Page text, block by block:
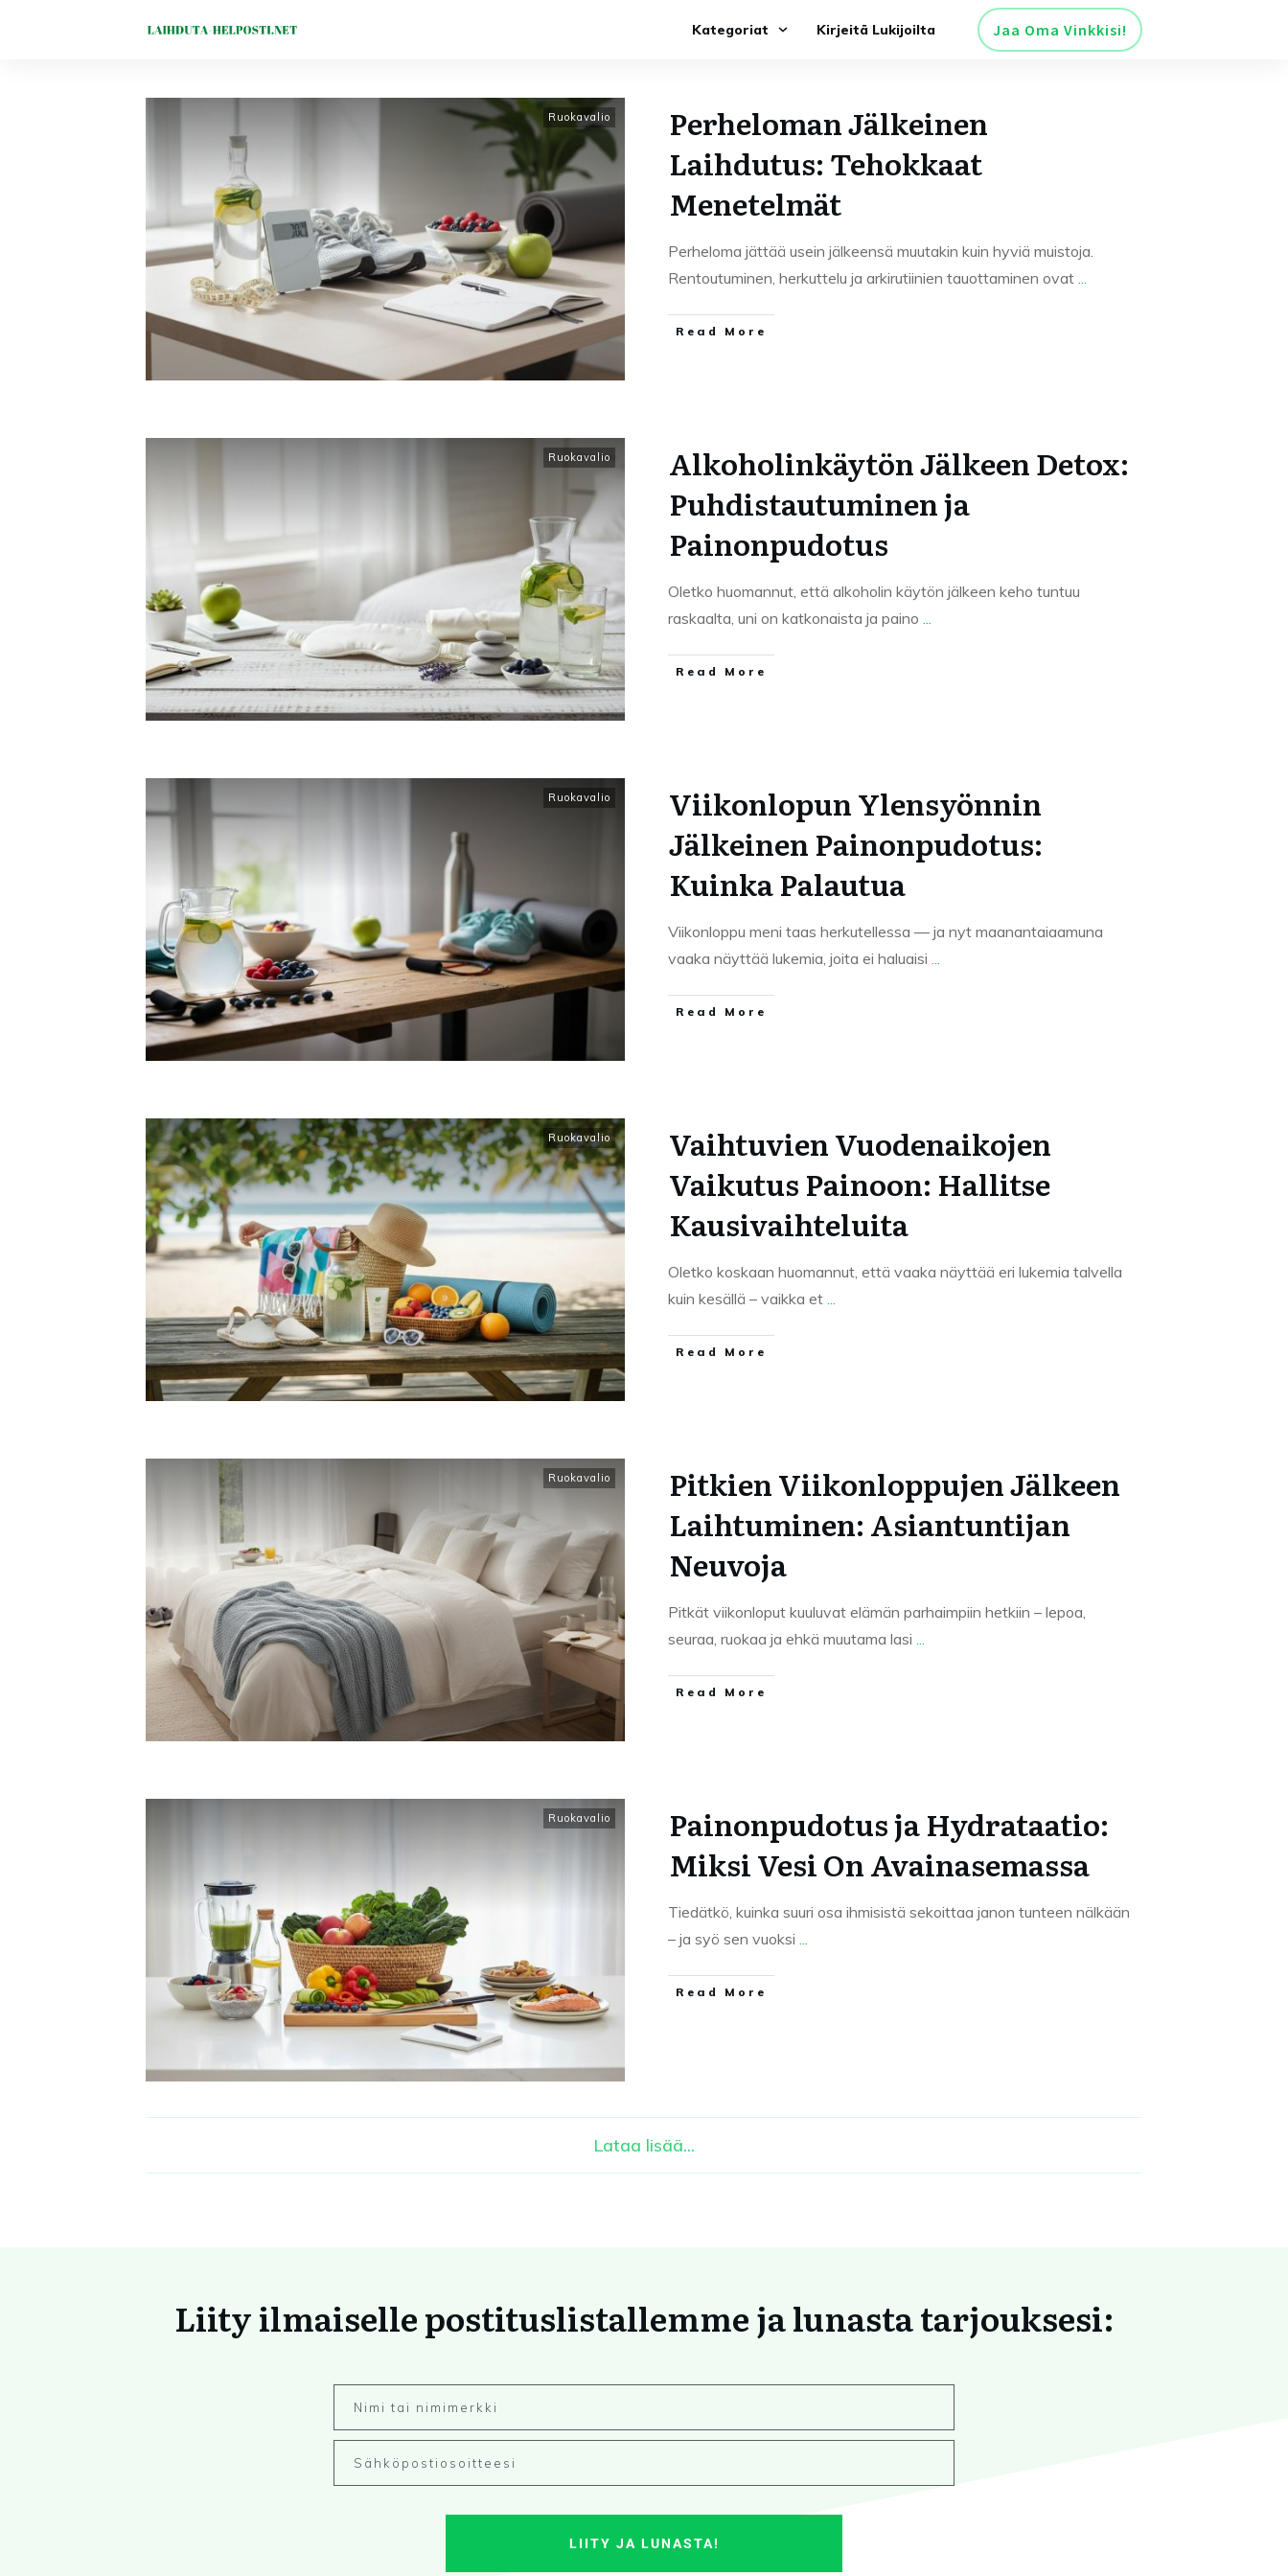
Kategoriat Kirjeitä Lukijoilta Jaa Oma Vinkkisi!
Ruokavalio
Perheloman Jälkeinen
Laihdutus: Tehokkaat
Menetelmät
Perheloma jättää usein jälkeensä muutakin kuin hyviä muistoja.
Rentoutuminen, herkuttelu ja arkirutiinien tauottaminen ovat ...
Read More
Ruokavalio
Alkoholinkäytön Jälkeen Detox:
Puhdistautuminen ja
Painonpudotus
Oletko huomannut, että alkoholin käytön jälkeen keho tuntuu
raskaalta, uni on katkonaista ja paino ...
Read More
Ruokavalio
Viikonlopun Ylensyönnin
Jälkeinen Painonpudotus:
Kuinka Palautua
Viikonloppu meni taas herkutellessa — ja nyt maanantaiaamuna
vaaka näyttää lukemia, joita ei haluaisi ...
Read More
Ruokavalio
Vaihtuvien Vuodenaikojen
Vaikutus Painoon: Hallitse
Kausivaihteluita
Oletko koskaan huomannut, että vaaka näyttää eri lukemia talvella
kuin kesällä – vaikka et ...
Read More
Ruokavalio
Pitkien Viikonloppujen Jälkeen
Laihtuminen: Asiantuntijan
Neuvoja
Pitkät viikonloput kuuluvat elämän parhaimpiin hetkiin – lepoa,
seuraa, ruokaa ja ehkä muutama lasi ...
Read More
Ruokavalio
Painonpudotus ja Hydrataatio:
Miksi Vesi On Avainasemassa
Tiedätkö, kuinka suuri osa ihmisistä sekoittaa janon tunteen nälkään
– ja syö sen vuoksi ...
Read More
Lataa lisää...
Liity ilmaiselle postituslistallemme ja lunasta tarjouksesi:
LIITY JA LUNASTA!